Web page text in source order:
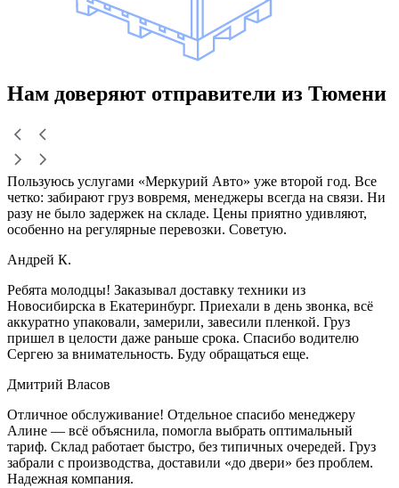
Нам доверяют отправители из Тюмени
Пользуюсь услугами «Меркурий Авто» уже второй год. Все
четко: забирают груз вовремя, менеджеры всегда на связи. Ни
разу не было задержек на складе. Цены приятно удивляют,
особенно на регулярные перевозки. Советую.
Андрей К.
Ребята молодцы! Заказывал доставку техники из
Новосибирска в Екатеринбург. Приехали в день звонка, всё
аккуратно упаковали, замерили, завесили пленкой. Груз
пришел в целости даже раньше срока. Спасибо водителю
Сергею за внимательность. Буду обращаться еще.
Дмитрий Власов
Отличное обслуживание! Отдельное спасибо менеджеру
Алине — всё объяснила, помогла выбрать оптимальный
тариф. Склад работает быстро, без типичных очередей. Груз
забрали с производства, доставили «до двери» без проблем.
Надежная компания.